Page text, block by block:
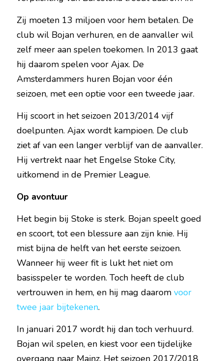
Zij moeten 13 miljoen voor hem betalen. De
club wil Bojan verhuren, en de aanvaller wil
zelf meer aan spelen toekomen. In 2013 gaat
hij daarom spelen voor Ajax. De
Amsterdammers huren Bojan voor één
seizoen, met een optie voor een tweede jaar.
Hij scoort in het seizoen 2013/2014 vijf
doelpunten. Ajax wordt kampioen. De club
ziet af van een langer verblijf van de aanvaller.
Hij vertrekt naar het Engelse Stoke City,
uitkomend in de Premier League.
Op avontuur
Het begin bij Stoke is sterk. Bojan speelt goed
en scoort, tot een blessure aan zijn knie. Hij
mist bijna de helft van het eerste seizoen.
Wanneer hij weer fit is lukt het niet om
basisspeler te worden. Toch heeft de club
vertrouwen in hem, en hij mag daarom voor
twee jaar bijtekenen.
In januari 2017 wordt hij dan toch verhuurd.
Bojan wil spelen, en kiest voor een tijdelijke
overgang naar Mainz. Het seizoen 2017/2018